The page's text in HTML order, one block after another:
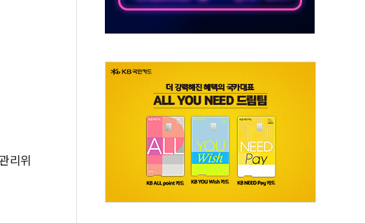
특별공급 경쟁률… 실수요자 관심
만의 신' 26일 출시, 유저의 캐릭터가 AI로 플레이한다
리위